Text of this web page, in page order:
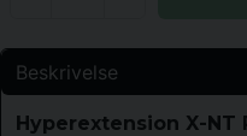
Beskrivelse
Hyperextension X-NT